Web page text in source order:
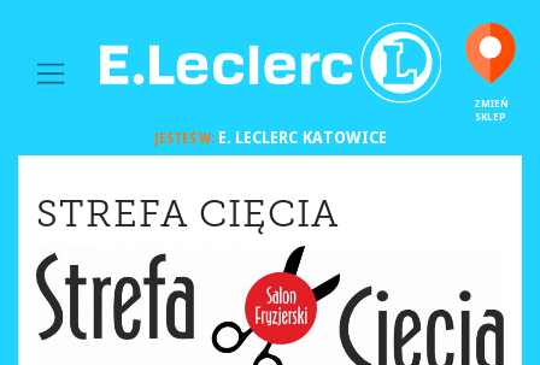
MAIN NAVIGATION
ZMIEŃ
SKLEP
JESTEŚ W:E. LECLERC KATOWICE
STREFA CIĘCIA